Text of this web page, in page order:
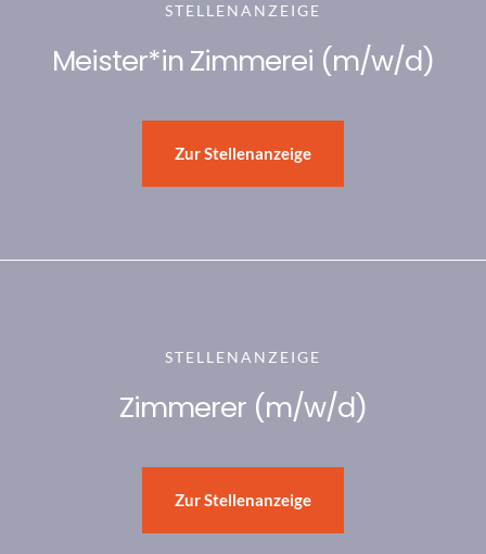
Meister*in Zimmerei (m/w/d)
Zur Stellenanzeige
STELLENANZEIGE
Zimmerer (m/w/d)
Zur Stellenanzeige